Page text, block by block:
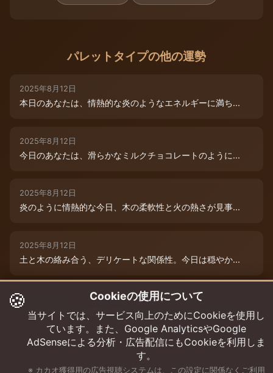
パレットタイプの他の運勢
2025年8月12日
本日のあなたは、情熱的な炎のようなエネルギーに満ち...
2025年8月12日
今日のあなたは、滑らかなミルクチョコレートのように...
2025年8月12日
炎のように情熱的な今日、木の柔軟性と火の熱さが見事...
2025年8月12日
土と木の絡み合う、デリケートな関係性。今日は穏やか...
2025年8月12日
本日は、木と水の絶妙な相生エネルギーが、あなたの可...
🍪 Cookieの使用について
当サイトでは、サービス向上のためにCookieを使用し
ています。また、Google AnalyticsやGoogle
AdSenseによる分析・広告配信にもCookieを利用しま
す。
※ カカオ獲得用の広告視聴システムは、この設定に関係なくご利用